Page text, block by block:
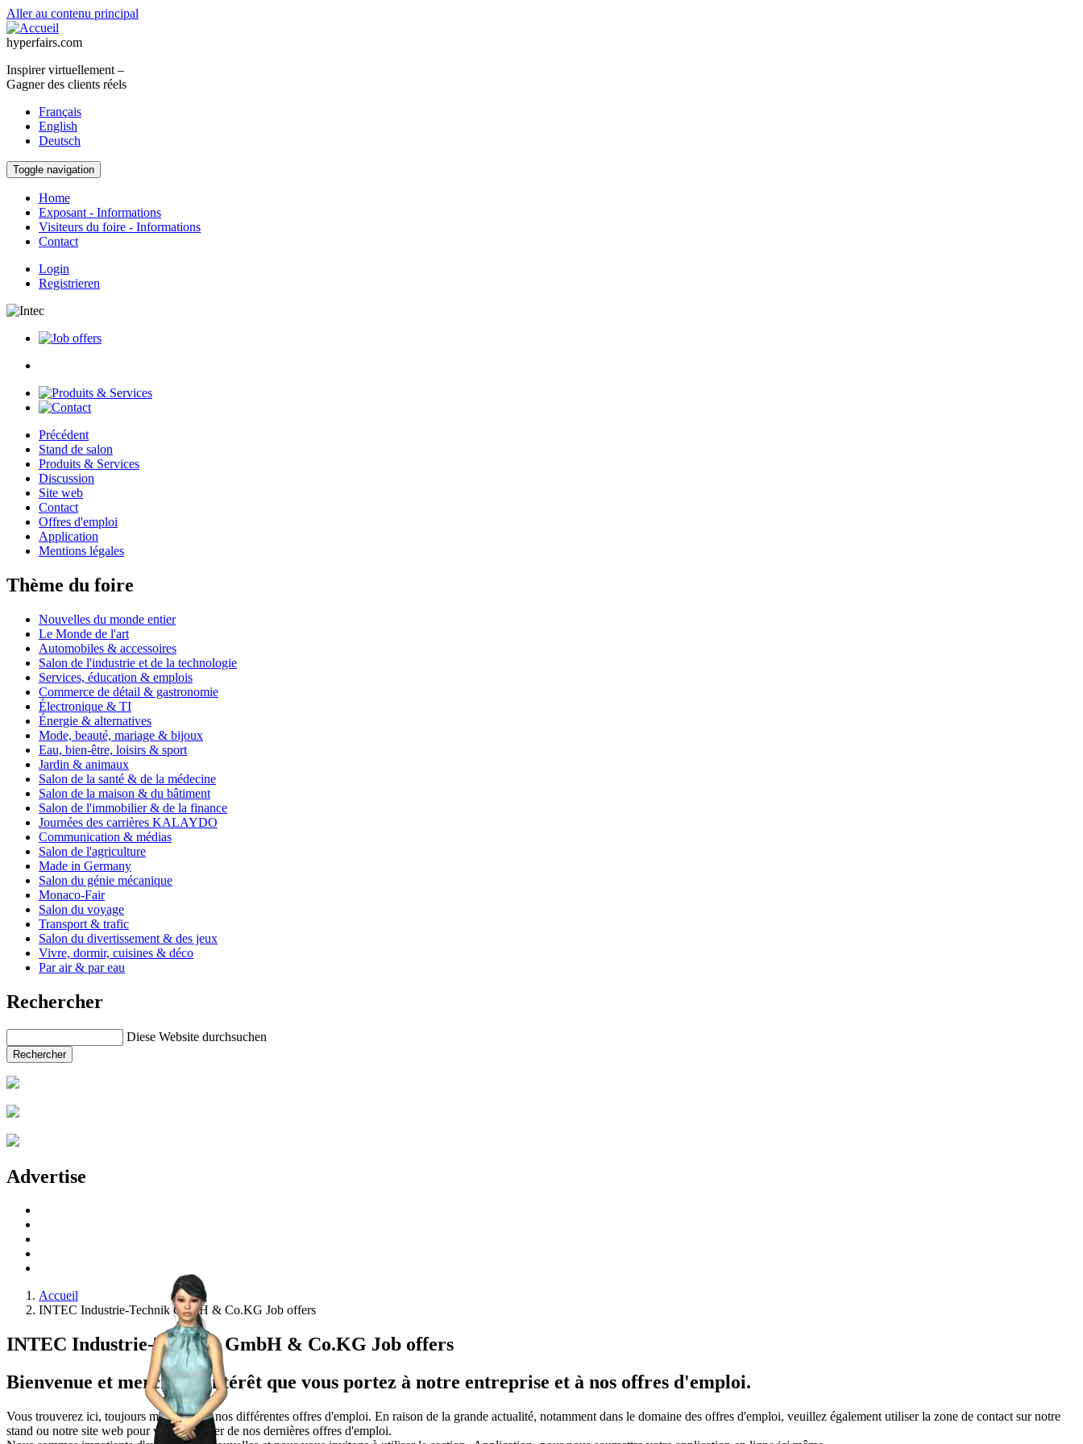
Aller au contenu principal
hyperfairs.com
Inspirer virtuellement –
Gagner des clients réels
Français
English
Deutsch
Toggle navigation
Home
Exposant - Informations
Visiteurs du foire - Informations
Contact
Login
Registrieren
Précédent
Stand de salon
Produits & Services
Discussion
Site web
Contact
Offres d'emploi
Application
Mentions légales
Thème du foire
Nouvelles du monde entier
Le Monde de l'art
Automobiles & accessoires
Salon de l'industrie et de la technologie
Services, éducation & emplois
Commerce de détail & gastronomie
Électronique & TI
Énergie & alternatives
Mode, beauté, mariage & bijoux
Eau, bien-être, loisirs & sport
Jardin & animaux
Salon de la santé & de la médecine
Salon de la maison & du bâtiment
Salon de l'immobilier & de la finance
Journées des carrières KALAYDO
Communication & médias
Salon de l'agriculture
Made in Germany
Salon du génie mécanique
Monaco-Fair
Salon du voyage
Transport & trafic
Salon du divertissement & des jeux
Vivre, dormir, cuisines & déco
Par air & par eau
Rechercher
Diese Website durchsuchen
Rechercher
Advertise
Accueil
INTEC Industrie-Technik GmbH & Co.KG Job offers
INTEC Industrie-Technik GmbH & Co.KG Job offers
Bienvenue et merci de l'intérêt que vous portez à notre entreprise et à nos offres d'emploi.
Vous trouverez ici, toujours mises à jour, nos différentes offres d'emploi. En raison de la grande actualité, notamment dans le domaine des offres d'emploi, veuillez également utiliser la zone de contact sur notre
stand ou notre site web pour vous informer de nos dernières offres d'emploi.